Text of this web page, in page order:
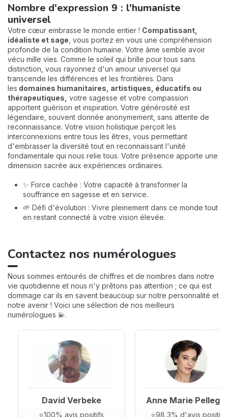
Nombre d'expression 9 : l'humaniste
universel
Votre cœur embrasse le monde entier ! Compatissant,
idéaliste et sage , vous portez en vous une compréhension
profonde de la condition humaine. Votre âme semble avoir
vécu mille vies. Comme le soleil qui brille pour tous sans
distinction, vous rayonnez d'un amour universel qui
transcende les différences et les frontières. Dans
les domaines humanitaires, artistiques, éducatifs ou
thérapeutiques, votre sagesse et votre compassion
apportent guérison et inspiration. Votre générosité est
légendaire, souvent donnée anonymement, sans attente de
reconnaissance. Votre vision holistique perçoit les
interconnexions entre tous les êtres, vous permettant
d'embrasser la diversité tout en reconnaissant l'unité
fondamentale qui nous relie tous. Votre présence apporte une
dimension sacrée aux expériences ordinaires.
✨ Force cachée : Votre capacité à transformer la
souffrance en sagesse et en service.
🌱 Défi d'évolution : Vivre pleinement dans ce monde tout
en restant connecté à votre vision élevée.
Contactez nos numérologues
Nous sommes entourés de chiffres et de nombres dans notre
vie quotidienne et nous n'y prêtons pas attention ; ce qui est
dommage car ils en savent beaucoup sur notre personnalité et
notre avenir ! Voici une sélection de nos meilleurs
numérologues 💫.
David Verbeke
⭐100% avis positifs
Anne Marie
⭐98,3% d'avis positifs